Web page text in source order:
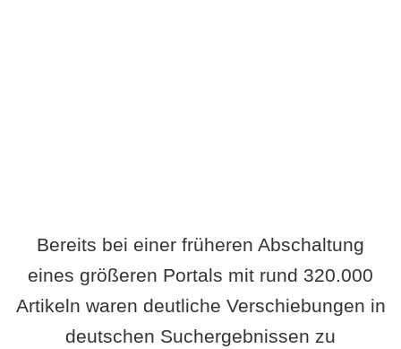
Bereits bei einer früheren Abschaltung
eines größeren Portals mit rund 320.000
Artikeln waren deutliche Verschiebungen in
deutschen Suchergebnissen zu